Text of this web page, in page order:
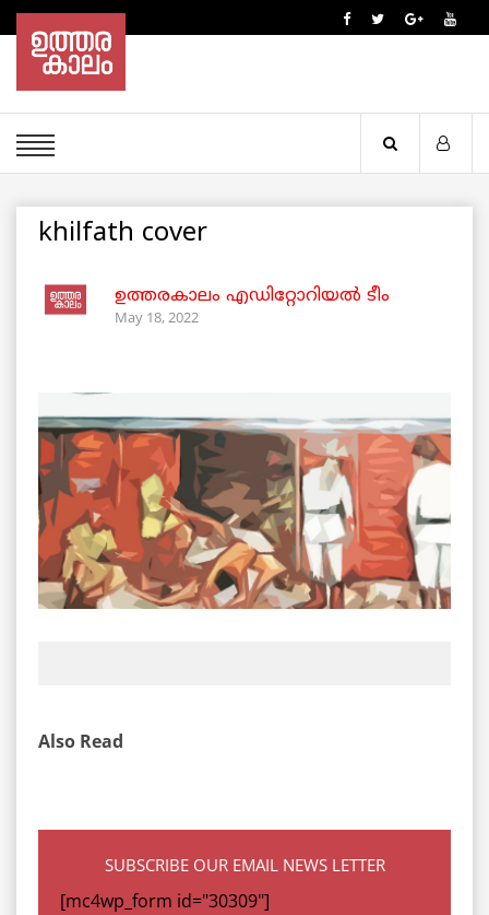
khilfath cover
ഉത്തരകാലം എഡിറ്റോറിയല്‍ ടീം
May 18, 2022
Also Read
SUBSCRIBE OUR EMAIL NEWS LETTER
[mc4wp_form id="30309"]